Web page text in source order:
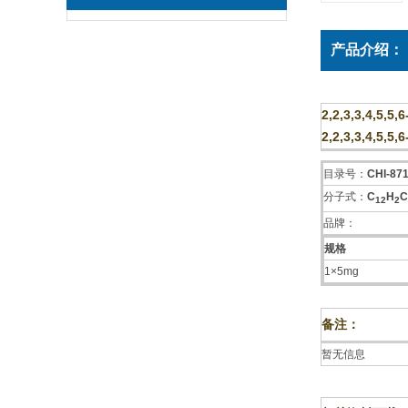
产品介绍：
目录号： CHI-
分子式： C12H 2
品牌：
规格
1×5mg
备注：
暂无信息